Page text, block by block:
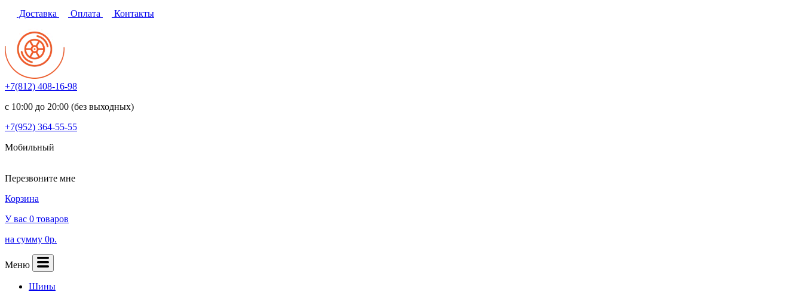
Доставка Оплата Контакты
+7(812) 408-16-98
с 10:00 до 20:00 (без выходных)
+7(952) 364-55-55
Мобильный
Перезвоните мне
Корзина
У вас 0 товаров
на сумму 0р.
Меню
Шины